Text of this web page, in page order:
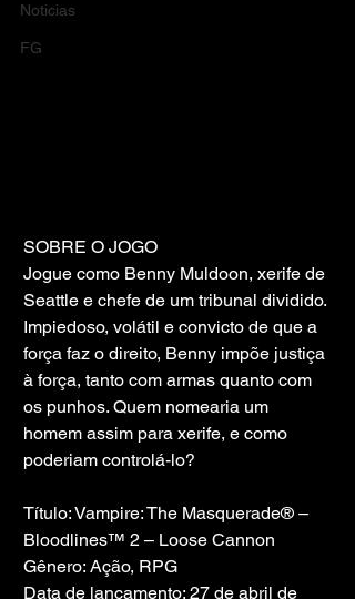
Noticias
FG
SOBRE O JOGO
Jogue como Benny Muldoon, xerife de
Seattle e chefe de um tribunal dividido.
Impiedoso, volátil e convicto de que a
força faz o direito, Benny impõe justiça
à força, tanto com armas quanto com
os punhos. Quem nomearia um
homem assim para xerife, e como
poderiam controlá-lo?
Título: Vampire: The Masquerade® –
Bloodlines™ 2 – Loose Cannon
Gênero: Ação, RPG
Data de lançamento: 27 de abril de